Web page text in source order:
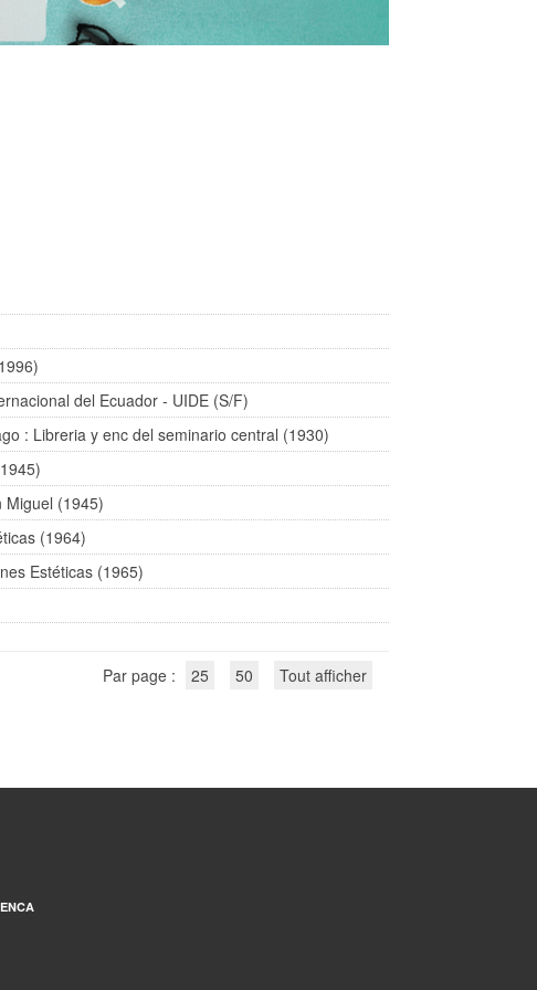
del Ecuador - UIDE (S/F)
: Libreria y enc del seminario central (1930)
Miguel (1945)
(1964)
Estéticas (1965)
Par page : 25 50 Tout afficher